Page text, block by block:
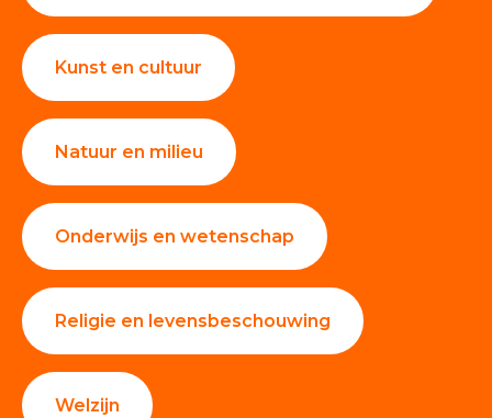
Kunst en cultuur
Natuur en milieu
Onderwijs en wetenschap
Religie en levensbeschouwing
Welzijn